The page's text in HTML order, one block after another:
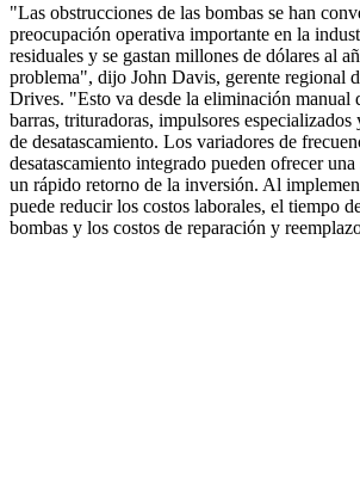
"Las obstrucciones de las bombas se han
preocupación operativa importante en la
residuales y se gastan millones de dólares al
problema", dijo John Davis, gerente regional
Drives. "Esto va desde la eliminación manual
barras, trituradoras, impulsores especializados
de desatascamiento. Los variadores de
desatascamiento integrado pueden ofrecer
un rápido retorno de la inversión. Al
puede reducir los costos laborales, el tiempo
bombas y los costos de reparación y